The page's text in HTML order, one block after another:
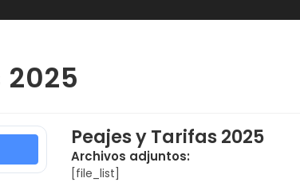
Peajes y Tarifas 2025
Archivos adjuntos:
[file_list]